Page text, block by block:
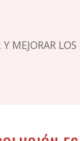
MEJORAR LOS